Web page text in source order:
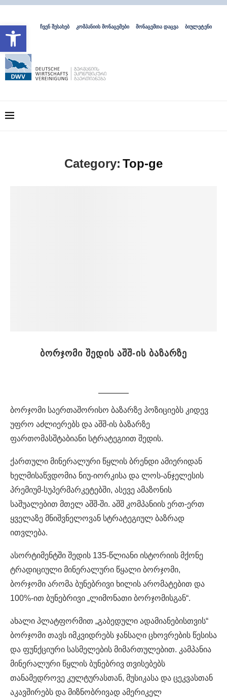
ჩვენ შესახებ კომპანიის მონაცემები მონაცემთა დაცვა ბიულეტენი
Category: Top-ge
ბორჯომი შედის აშშ-ის ბაზარზე
ბორჯომი საერთაშორისო ბაზარზე პოზიციებს კიდევ
უფრო აძლიერებს და აშშ-ის ბაზარზე
ფართომასშტაბიანი სტრატეგიით შედის.
ქართული მინერალური წყლის ბრენდი ამიერიდან
ხელმისაწვდომია ნიუ-იორკისა და ლოს-ანჯელესის
პრემიუმ-სუპერმარკეტებში, ასევე ამაზონის
საშუალებით მთელ აშშ-ში. აშშ კომპანიის ერთ-ერთ
ყველაზე მნიშვნელოვან სტრატეგიულ ბაზრად
ითვლება.
ასორტიმენტში შედის 135-წლიანი ისტორიის მქონე
ტრადიციული მინერალური წყალი ბორჯომი,
ბორჯომი არომა ბუნებრივი ხილის არომატებით და
100%-ით ბუნებრივი „ლიმონათი ბორჯომისგან“.
ახალი პლატფორმით „გაბედული ადამიანებისთვის“
ბორჯომი თავს იმკვიდრებს ჯანსაღი ცხოვრების წესისა
და ფუნქციური სასმელების მიმართულებით. კამპანია
მინერალური წყლის ბუნებრივ თვისებებს
თანამედროვე კულტურასთან, მუსიკასა და ცეკვასთან
აკავშირებს და მიზნობრივად ამერიკელ
Open toolbar